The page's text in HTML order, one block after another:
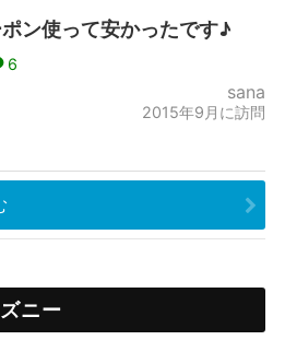
ン使って安かったです♪
6
sana
2015年9月に訪問
ニー